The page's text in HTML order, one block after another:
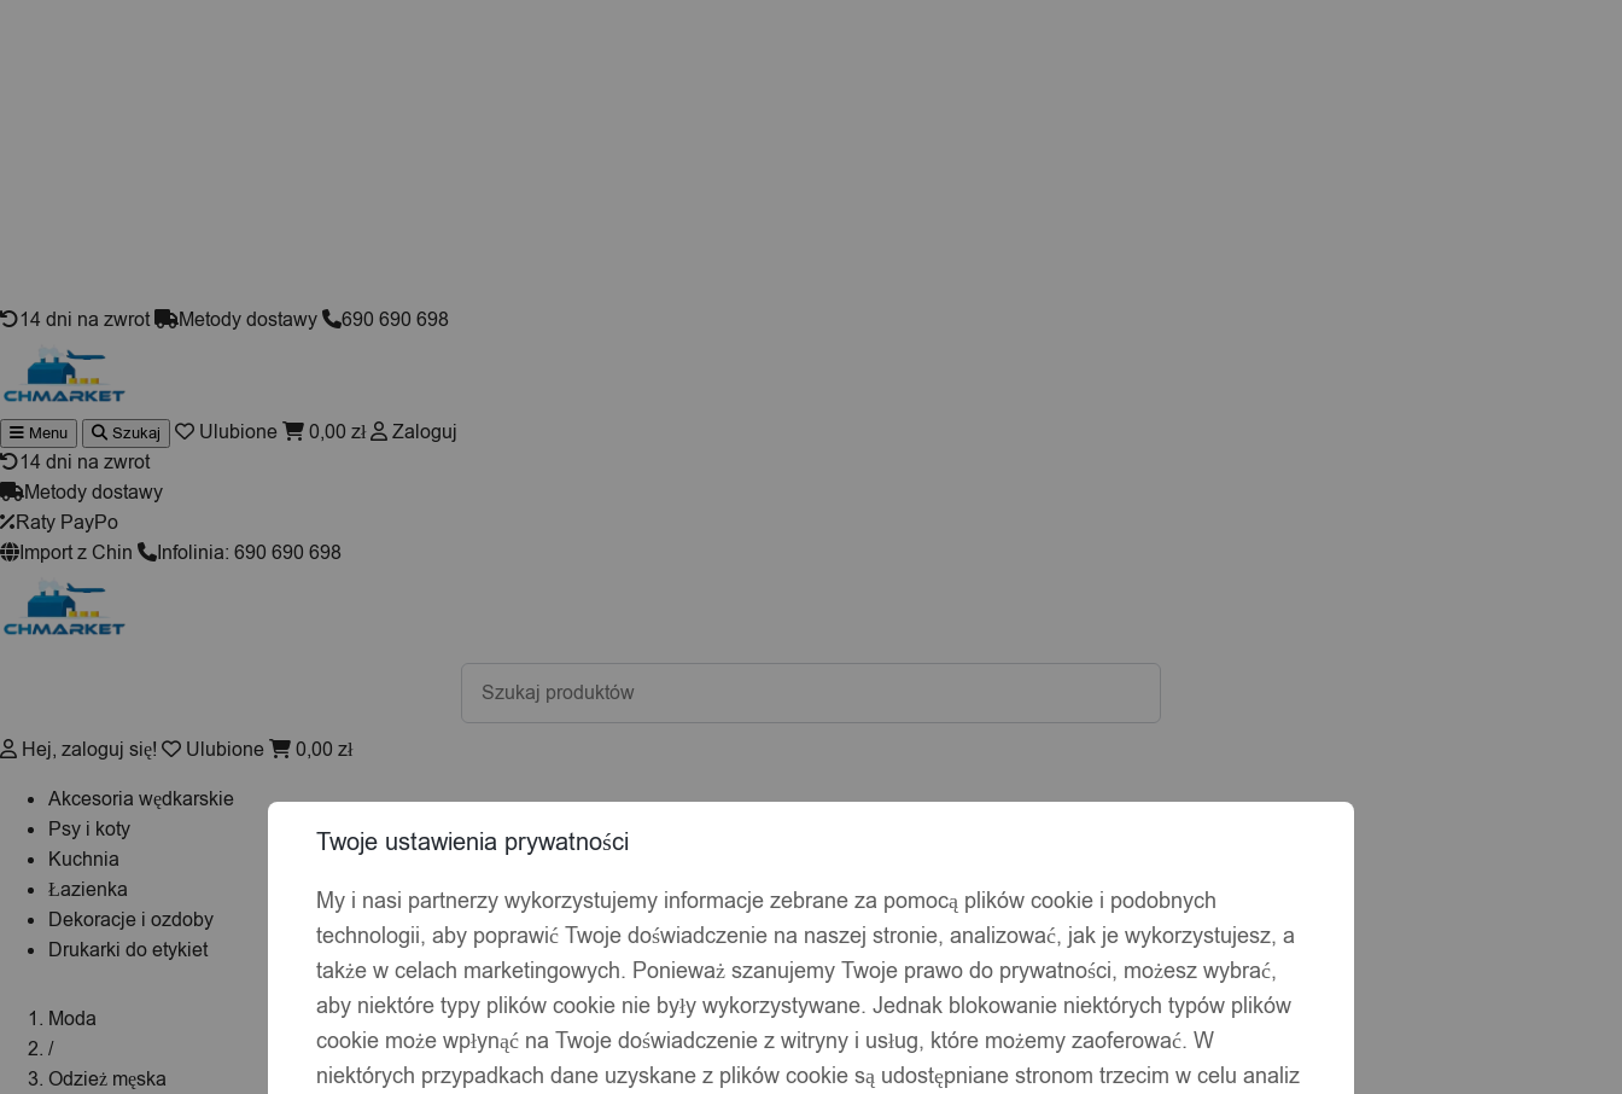
14 dni na zwrot Metody dostawy 690 690 698
Menu Szukaj Ulubione 0,00 zł
Zaloguj
14 dni na zwrot
Metody dostawy
Raty PayPo
Import z Chin
Infolinia: 690 690 698
Wyszukiwarka
produktów
Hej, zaloguj się! Ulubione 0,00 zł
Akcesoria wędkarskie
Psy i koty
Kuchnia
Łazienka
Dekoracje i ozdoby
Drukarki do etykiet
Moda
/
Odzież męska
Twoje ustawienia prywatności
My i nasi partnerzy wykorzystujemy informacje zebrane za pomocą plików cookie i podobnych
technologii, aby poprawić Twoje doświadczenie na naszej stronie, analizować, jak je wykorzystujesz, a
także w celach marketingowych. Ponieważ szanujemy Twoje prawo do prywatności, możesz wybrać,
aby niektóre typy plików cookie nie były wykorzystywane. Jednak blokowanie niektórych typów plików
cookie może wpłynąć na Twoje doświadczenie z witryny i usług, które możemy zaoferować. W
niektórych przypadkach dane uzyskane z plików cookie są udostępniane stronom trzecim w celu analiz